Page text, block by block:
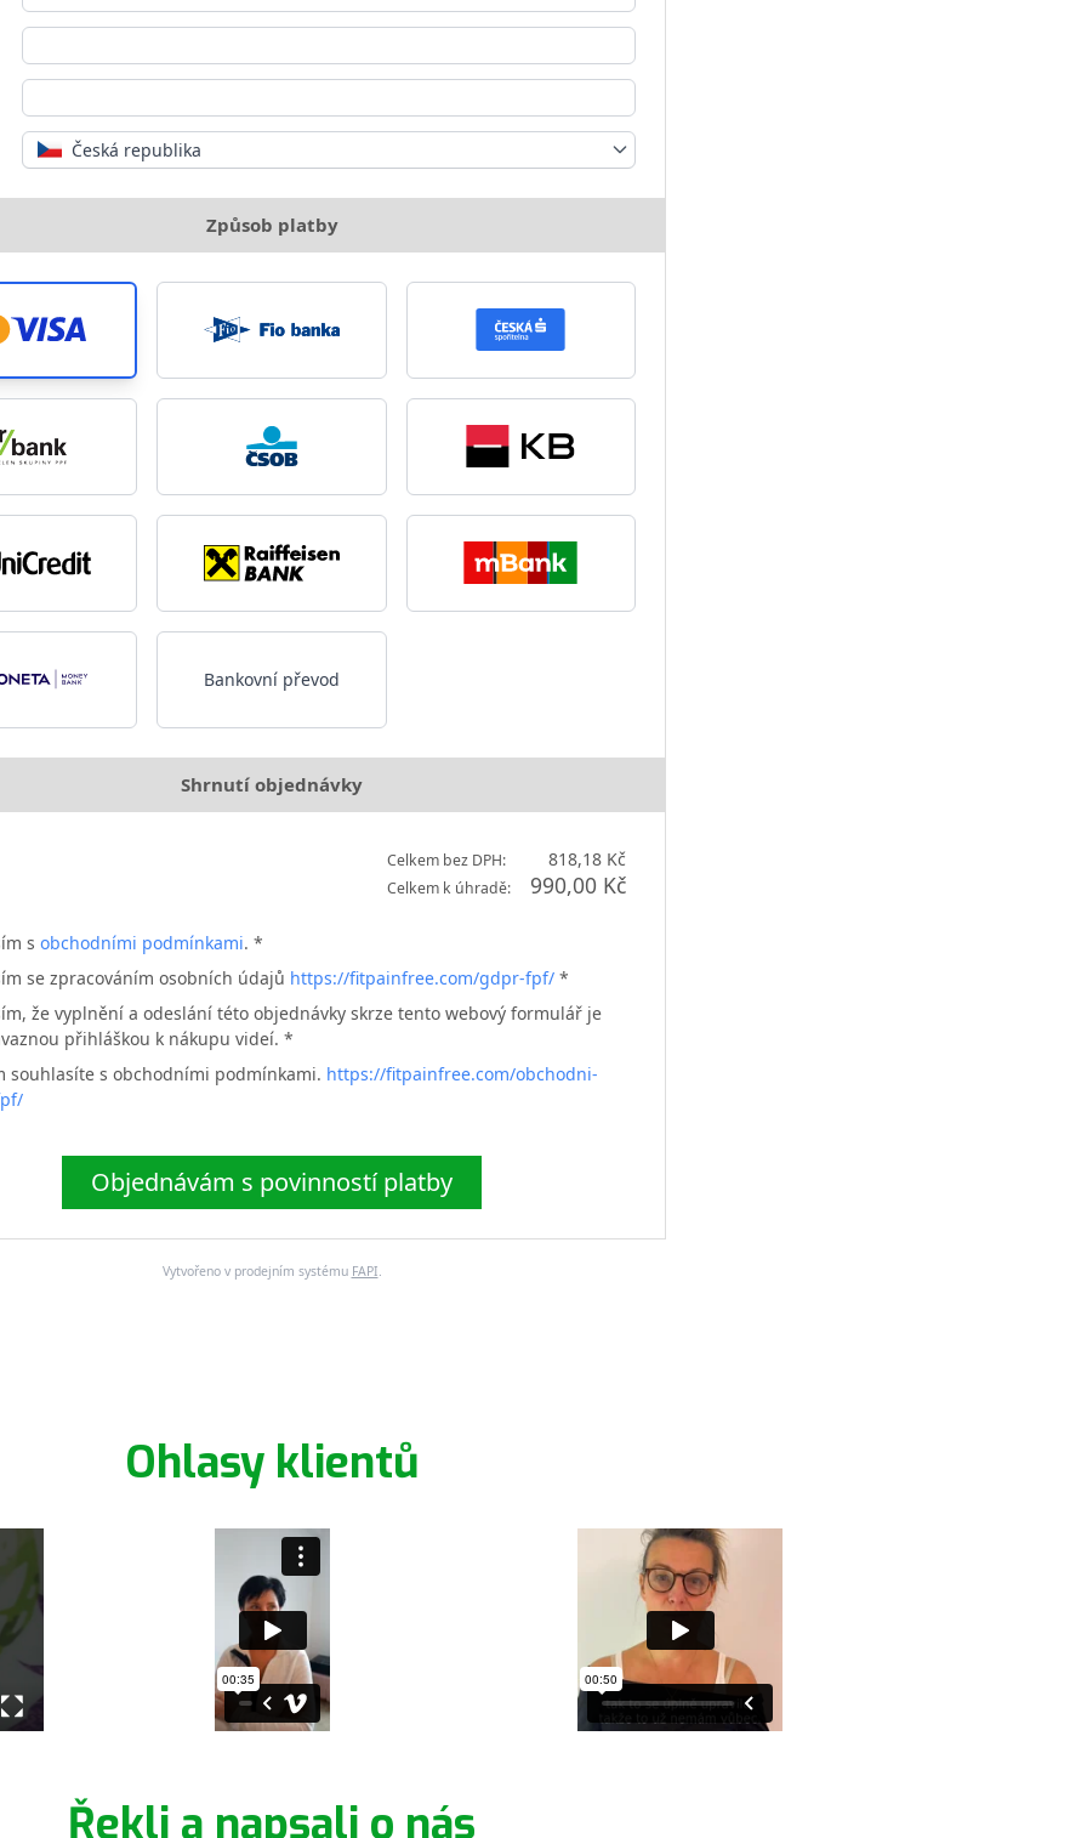
Česká republika
Způsob platby
Bankovní převod
Shrnutí objednávky
Celkem bez DPH: 818,18 Kč
Celkem k úhradě: 990,00 Kč
s obchodními podmínkami. *
se zpracováním osobních údajů https://fitpainfree.com/gdpr-fpf/ *
že vyplnění a odeslání této objednávky skrze tento webový formulář je
přihláškou k nákupu videí. *
souhlasíte s obchodními podmínkami. https://fitpainfree.com/obchodni-
Objednávám s povinností platby
Vytvořeno v prodejním systému FAPI
Ohlasy klientů
Řekli a napsali o nás